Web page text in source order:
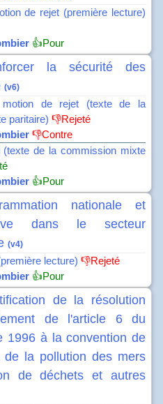
de rejet (première lecture)
👍Pour
la sécurité des
(v6)
de rejet (texte de la
paritaire) 👎Rejeté
👎Contre
de la commission mixte
👍Pour
nationale et
dans le secteur
(v4)
lecture) 👎Rejeté
👍Pour
de la résolution
de l'article 6 du
1996 à la convention de
la pollution des mers
de déchets et autres